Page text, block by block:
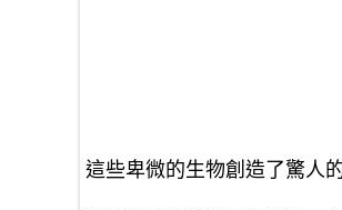
這些卑微的生物創造了驚人